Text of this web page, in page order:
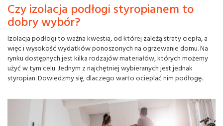
Czy izolacja podłogi styropianem to
dobry wybór?
Izolacja podłogi to ważna kwestia, od której zależą straty ciepła, a
więc i wysokość wydatków ponoszonych na ogrzewanie domu. Na
rynku dostępnych jest kilka rodzajów materiałów, których możemy
użyć w tym celu. Jednym z najchętniej wybieranych jest jednak
styropian. Dowiedzmy się, dlaczego warto ocieplać nim podłogę.